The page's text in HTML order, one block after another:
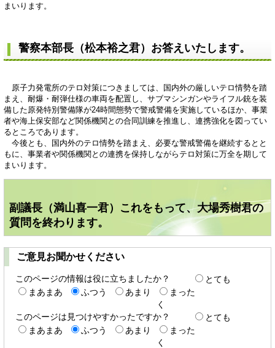
まいります。
警察本部長（松本裕之君）お答えいたします。
原子力発電所のテロ対策につきましては、国内外の厳しいテロ情勢を踏
まえ、耐爆・耐弾仕様の車両を配置し、サブマシンガンやライフル銃を装
備した原発特別警備隊が24時間態勢で警戒警備を実施しているほか、事業
者や海上保安部など関係機関との合同訓練を推進し、連携強化を図ってい
るところであります。
今後とも、国内外のテロ情勢を踏まえ、必要な警戒警備を継続するとと
もに、事業者や関係機関との連携を保持しながらテロ対策に万全を期して
まいります。
副議長（満山喜一君）これをもって、大場秀樹君の
質問を終わります。
ご意見お聞かせください
このページの情報は役に立ちましたか？
とても
まあまあ
ふつう あまり
まった
く
このページは見つけやすかったですか？
とても
まあまあ
ふつう あまり
まった
く